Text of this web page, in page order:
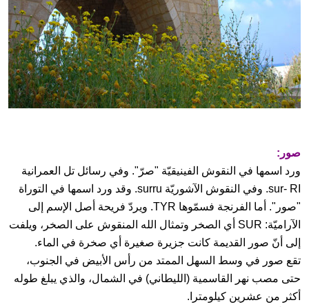
صور:
ورد اسمها في النقوش الفينيقيّة "صرّ". وفي رسائل تل العمرانية
sur- RI. وفي النقوش الآشوريّة surru. وقد ورد اسمها في التوراة
"صور". أما الفرنجة فسمّوها TYR. ويردّ فريحة أصل الإسم إلى
الآراميّة: SUR أي الصخر وتمثال الله المنقوش على الصخر، ويلفت
إلى أنّ صور القديمة كانت جزيرة صغيرة أي صخرة في الماء.
تقع صور في وسط السهل الممتد من رأس الأبيض في الجنوب،
حتى مصب نهر القاسمية (الليطاني) في الشمال، والذي يبلغ طوله
أكثر من عشرين كيلومترا.